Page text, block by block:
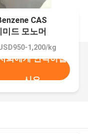
CAS
드 모노머
1,200/kg
희에게 연락하십
시오